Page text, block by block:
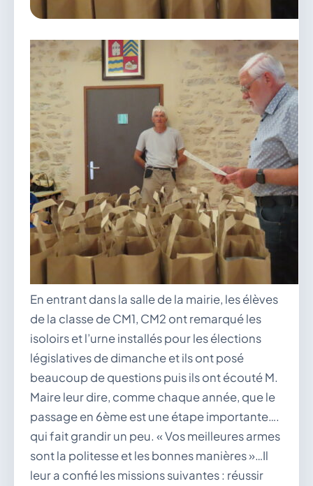
mairie@douvres.fr
140 Place de la Babillière, 01500 Douvres
Contacter la mairie
Le guichet des associations
publier une annonce
En entrant dans la salle de la mairie, les élèves
de la classe de CM1, CM2 ont remarqué les
isoloirs et l’urne installés pour les élections
législatives de dimanche et ils ont posé
beaucoup de questions puis ils ont écouté M.
Maire leur dire, comme chaque année, que le
passage en 6ème est une étape importante….
qui fait grandir un peu. « Vos meilleures armes
sont la politesse et les bonnes manières »…Il
leur a confié les missions suivantes : réussir